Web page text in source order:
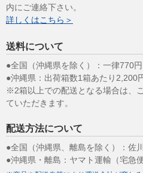
内にご連絡下さい。
詳しくはこちら＞
送料について
●全国（沖縄県を除く）：一律770
●沖縄県：出荷箱数1箱あたり2,200
※2箱以上での配送となる場合は、
ていただきます。
配送方法について
●全国（沖縄県、離島を除く）：佐
●沖縄県・離島：ヤマト運輸（宅急便